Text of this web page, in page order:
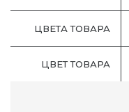
ЦВЕТА ТОВАРА
ЦВЕТ ТОВАРА